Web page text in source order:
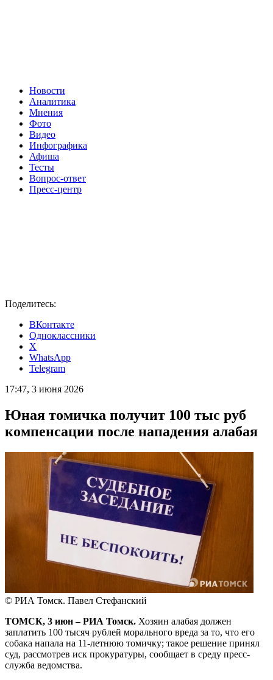
Новости
Аналитика
Мнения
Фото
Видео
Инфографика
Афиша
Тесты
Вопрос-ответ
Пресс-центр
Поделитесь:
ВКонтакте
Одноклассники
X
WhatsApp
Telegram
17:47, 3 июня 2026
Юная томичка получит 100 тыс руб
компенсации после нападения алабая
© РИА Томск. Павел Стефанский
ТОМСК, 3 июн – РИА Томск. Хозяин алабая должен
заплатить 100 тысяч рублей морального вреда за то, что его
собака напала на 11-летнюю томичку; такое решение принял
суд, рассмотрев иск прокуратуры, сообщает в среду пресс-
служба ведомства.